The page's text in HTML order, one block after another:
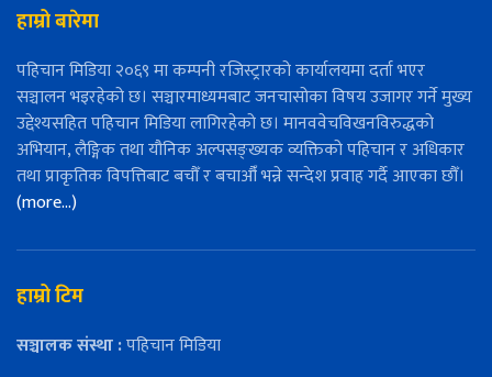
हाम्रो बारेमा
पहिचान मिडिया २०६९ मा कम्पनी रजिस्ट्रारको कार्यालयमा दर्ता भएर
सञ्चालन भइरहेको छ। सञ्चारमाध्यमबाट जनचासोका विषय उजागर गर्ने मुख्य
उद्देश्यसहित पहिचान मिडिया लागिरहेको छ। मानववेचविखनविरुद्धको
अभियान, लैङ्गिक तथा यौनिक अल्पसङ्ख्यक व्यक्तिको पहिचान र अधिकार
तथा प्राकृतिक विपत्तिबाट बचौँ र बचाऔँ भन्ने सन्देश प्रवाह गर्दै आएका छौँ।
(more…)
हाम्रो टिम
सञ्चालक संस्था :पहिचान मिडिया